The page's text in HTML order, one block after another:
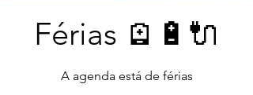
Férias 🪫🔋🔌
A agenda está de férias